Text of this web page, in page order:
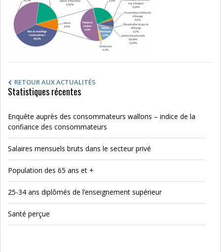
RETOUR AUX ACTUALITÉS
Statistiques récentes
Enquête auprès des consommateurs wallons – indice de la
confiance des consommateurs
Salaires mensuels bruts dans le secteur privé
Population des 65 ans et +
25-34 ans diplômés de l’enseignement supérieur
Santé perçue